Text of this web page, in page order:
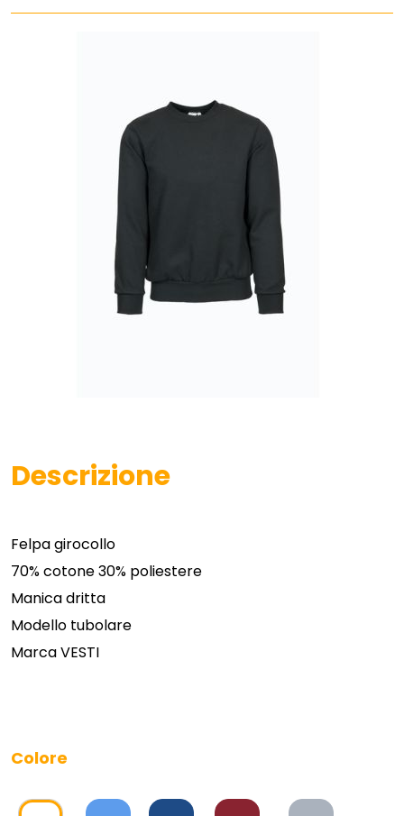
Descrizione
Felpa girocollo
70% cotone 30% poliestere
Manica dritta
Modello tubolare
Marca VESTI
Colore